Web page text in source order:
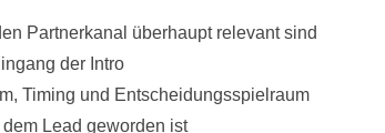
Partnerkanal überhaupt relevant sind
der Intro
Timing und Entscheidungsspielraum
Lead geworden ist